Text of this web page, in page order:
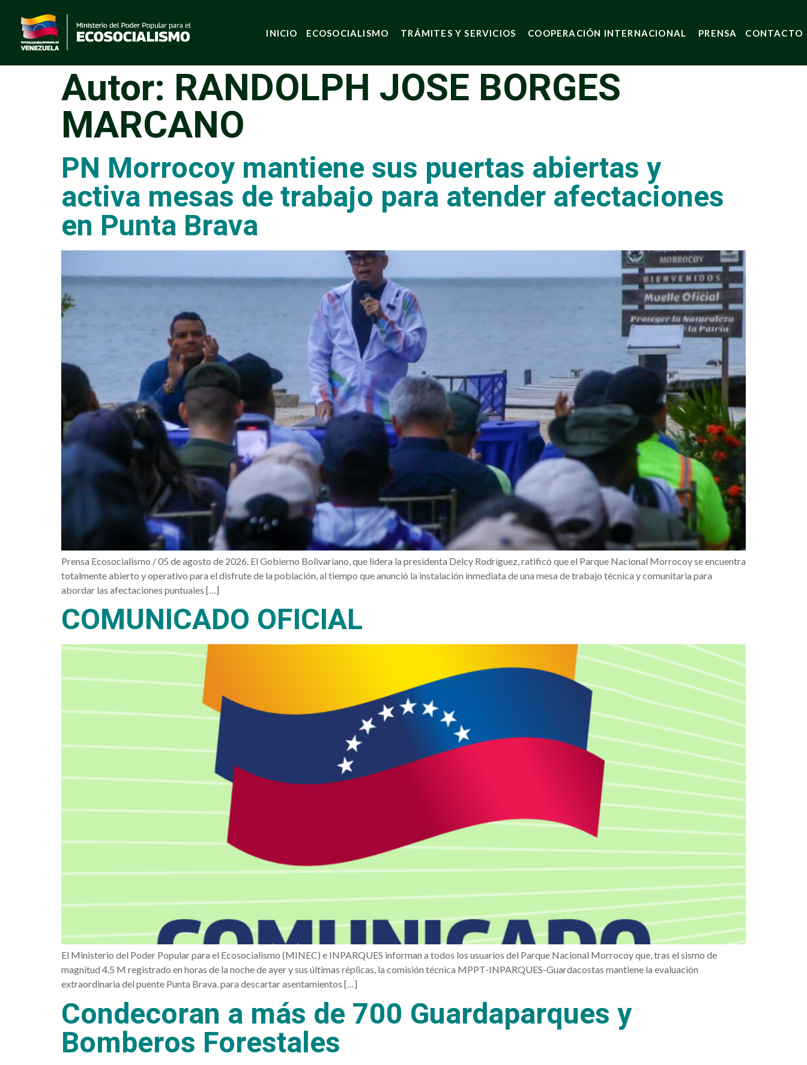
INICIO ECOSOCIALISMO TRÁMITES Y SERVICIOS COOPERACIÓN INTERNACIONAL PRENSA CONTACTO
Autor: RANDOLPH JOSE BORGES
MARCANO
PN Morrocoy mantiene sus puertas abiertas y
activa mesas de trabajo para atender afectaciones
en Punta Brava
Prensa Ecosocialismo / 05 de agosto de 2026. El Gobierno Bolivariano, que lidera la presidenta Delcy Rodríguez, ratificó que el Parque Nacional Morrocoy se encuentra
totalmente abierto y operativo para el disfrute de la población, al tiempo que anunció la instalación inmediata de una mesa de trabajo técnica y comunitaria para
abordar las afectaciones puntuales […]
COMUNICADO OFICIAL
El Ministerio del Poder Popular para el Ecosocialismo (MINEC) e INPARQUES informan a todos los usuarios del Parque Nacional Morrocoy que, tras el sismo de
magnitud 4.5 M registrado en horas de la noche de ayer y sus últimas réplicas, la comisión técnica MPPT-INPARQUES-Guardacostas mantiene la evaluación
extraordinaria del puente Punta Brava. para descartar asentamientos […]
Condecoran a más de 700 Guardaparques y
Bomberos Forestales